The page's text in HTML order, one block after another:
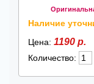
Наличие
Цена: 1190 р.
Количество: